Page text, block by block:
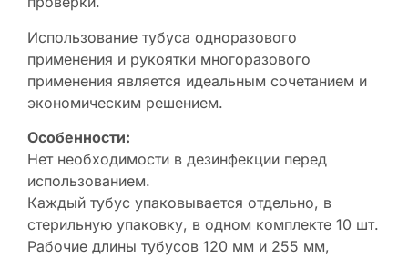
Использование тубуса одноразового
применения и рукоятки многоразового
применения является идеальным сочетанием и
экономическим решением.
Особенности:
Нет необходимости в дезинфекции перед
использованием.
Каждый тубус упаковывается отдельно, в
стерильную упаковку, в одном комплекте 10 шт.
Рабочие длины тубусов 120 мм и 255 мм,